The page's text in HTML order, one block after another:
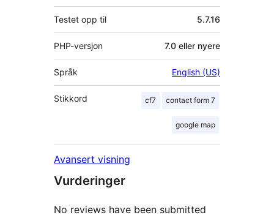
Testet opp til 5.7.16
PHP-versjon 7.0 eller nyere
Språk English (US)
Stikkord cf7 contact form 7
google map
Avansert visning
Vurderinger
No reviews have been submitted